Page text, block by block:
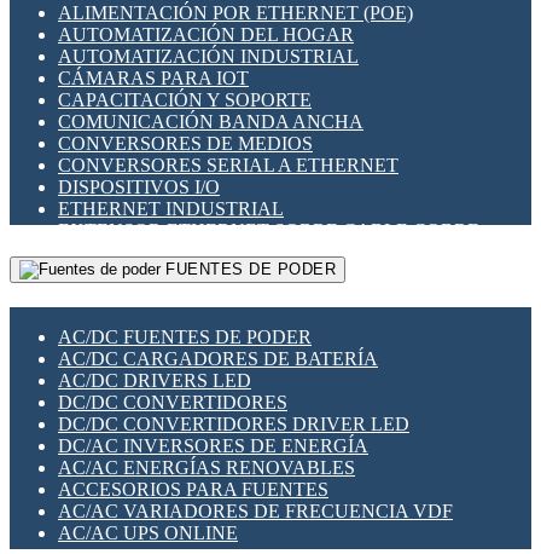
SENSORES INDUCTIVOS
TEMPORIZADORES
VARIACS
VARIADORES DE FRECUENCIA [VDF]
SECCIONADORES - INTERRUPTORES
MAQUINARIA
HERRAMIENTAS VARIAS
ILUMINACIÓN LED
INTERRUPTORES REED
INTERFACES DE RELÉ
OTROS RELÉS
PROTECCIÓN TÉRMICA
RELÉS AUTOMOTRICES
RELÉS DE SEÑAL
RELÉS DE ESTADO SÓLIDO SSR
RELÉS INDUSTRIALES
RELÉS MINIATURA DE POTENCIA
SENSORES MAGNÉTICOS
SWITCH Y MICROSWITCH
TARJETAS PI
UNIÓN Y DERIVACIÓN DE CABLE
ALIMENTACIÓN POR ETHERNET (POE)
AUTOMATIZACIÓN DEL HOGAR
AUTOMATIZACIÓN INDUSTRIAL
CÁMARAS PARA IOT
CAPACITACIÓN Y SOPORTE
COMUNICACIÓN BANDA ANCHA
CONVERSORES DE MEDIOS
CONVERSORES SERIAL A ETHERNET
DISPOSITIVOS I/O
ETHERNET INDUSTRIAL
EXTENSOR ETHERNET SOBRE CABLE COBRE
GATEWAY LORAWAN
GESTIÓN DE REDES
PLACAS MODULARES IOT
SWITCHES Y REDES WIFI
SOLUCIONES IOT
SOLUCIONES LORAWAN
SOLUCIONES RED CELULAR
SEGURIDAD PARA REDES
SWITCHES LAN
TELEFONÍA IP (VOIP)
VIGILANCIA IP (CCTV)
MESHTASTIC
FUENTES DE PODER
AC/DC FUENTES DE PODER
AC/DC CARGADORES DE BATERÍA
AC/DC DRIVERS LED
DC/DC CONVERTIDORES
DC/DC CONVERTIDORES DRIVER LED
DC/AC INVERSORES DE ENERGÍA
AC/AC ENERGÍAS RENOVABLES
ACCESORIOS PARA FUENTES
AC/AC VARIADORES DE FRECUENCIA VDF
AC/AC UPS ONLINE